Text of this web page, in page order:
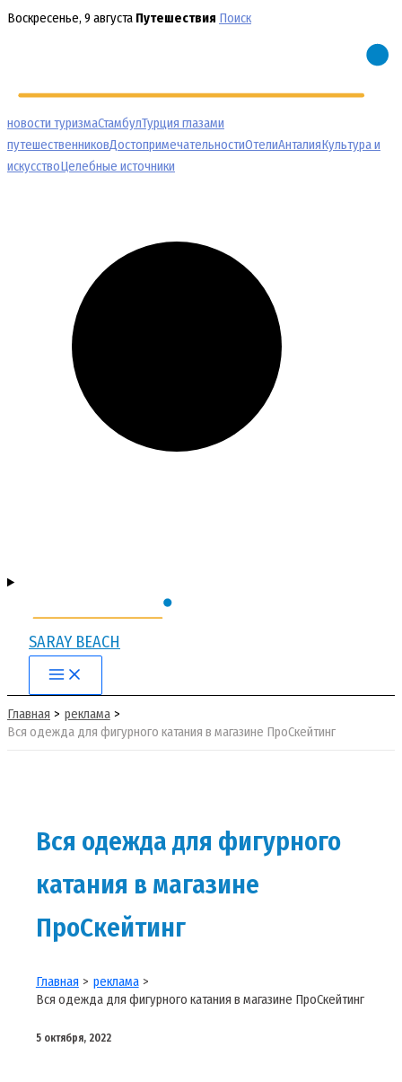
Перейти
Воскресенье, 9 августа Путешествия Поиск
новости туризмаСтамбулТурция глазами
путешественниковДостопримечательностиОтелиАнталияКультура и
искусствоЦелебные источники
SARAY BEACH
Main
Menu
Главная
реклама
Вся одежда для фигурного катания в магазине ПроСкейтинг
Вся одежда для фигурного
катания в магазине
ПроСкейтинг
Главная
реклама
Вся одежда для фигурного катания в магазине ПроСкейтинг
5 октября, 2022